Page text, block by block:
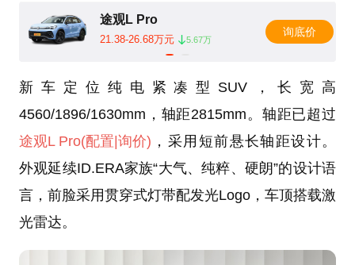
途观L Pro
21.38-26.68万元 5.67万
询底价
新车定位纯电紧凑型SUV，长宽高
4560/1896/1630mm，轴距2815mm。轴距已超过
途观L Pro(配置|询价) ，采用短前悬长轴距设计。
外观延续ID.ERA家族“大气、纯粹、硬朗”的设计语
言，前脸采用贯穿式灯带配发光Logo，车顶搭载激
光雷达。